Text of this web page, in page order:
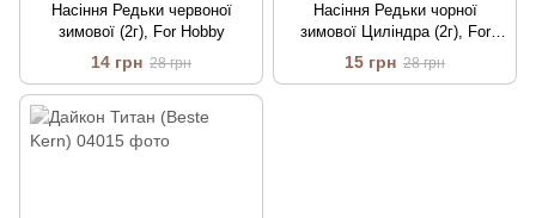
Насіння Редьки червоної
зимової (2г), For Hobby
14 грн 28 грн
Насіння Редьки чорної
зимової Циліндра (2г), For
Hobby
15 грн 28 грн